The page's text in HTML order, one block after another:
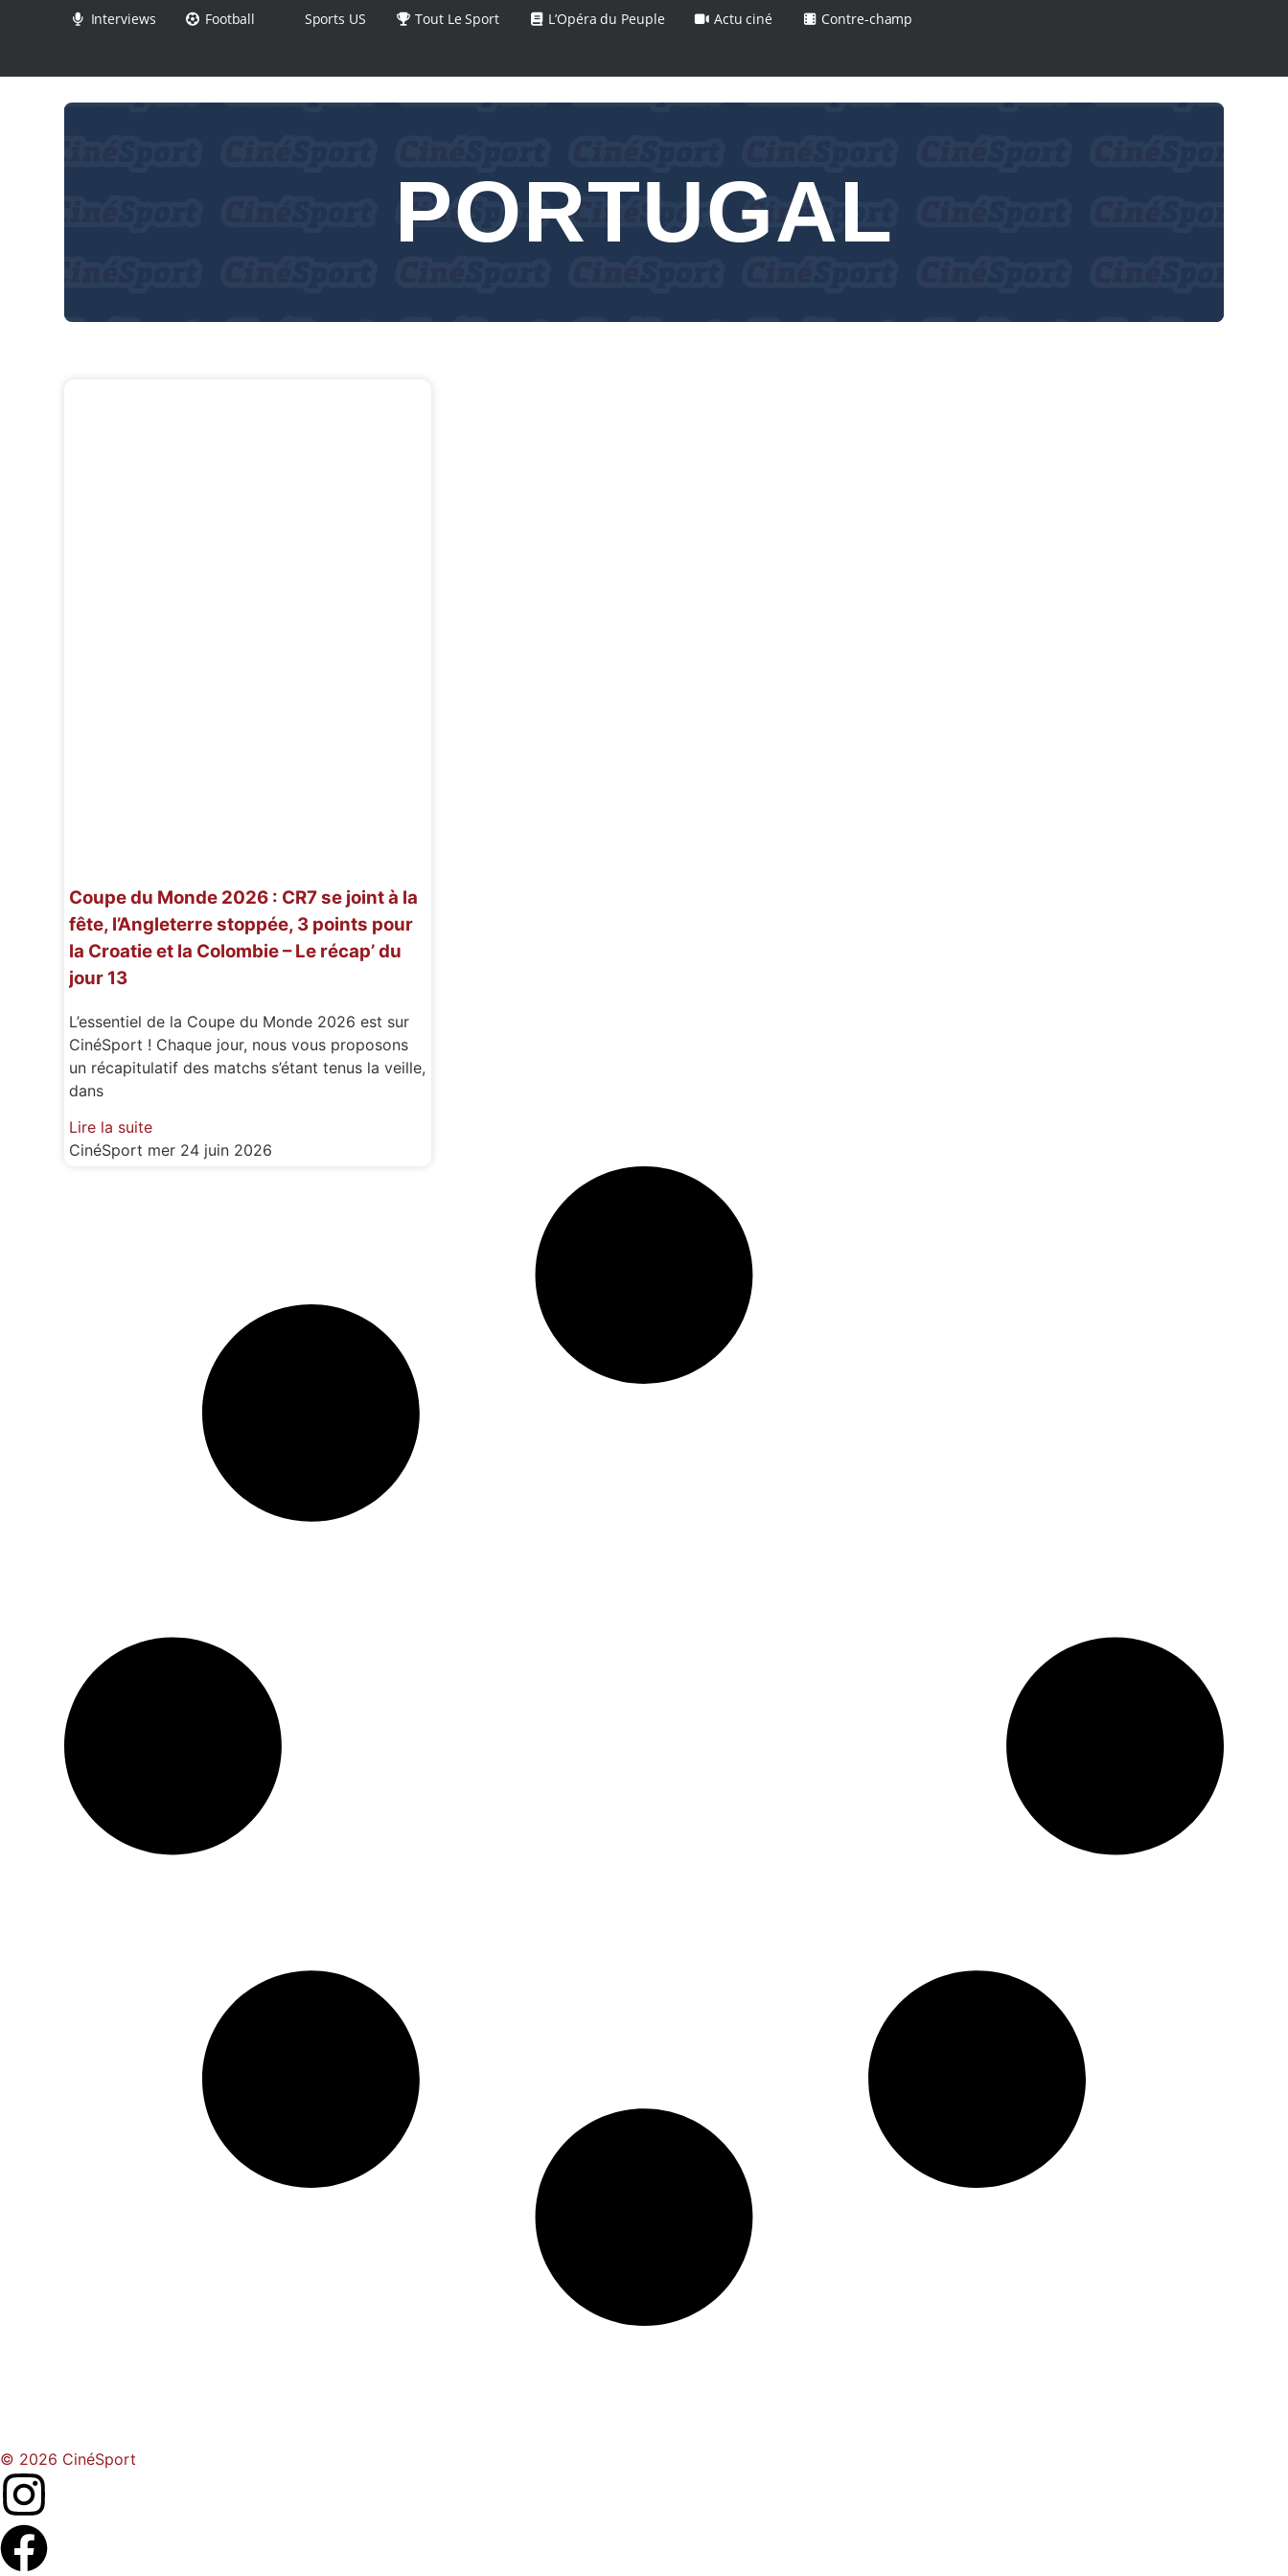
Interviews Football Sports US Tout Le Sport L’Opéra du Peuple Actu ciné Contre-champ
PORTUGAL
Coupe du Monde 2026 : CR7 se joint à la
fête, l’Angleterre stoppée, 3 points pour
la Croatie et la Colombie – Le récap’ du
jour 13
L’essentiel de la Coupe du Monde 2026 est sur
CinéSport ! Chaque jour, nous vous proposons
un récapitulatif des matchs s’étant tenus la veille,
dans
Lire la suite
CinéSport mer 24 juin 2026
© 2026 CinéSport